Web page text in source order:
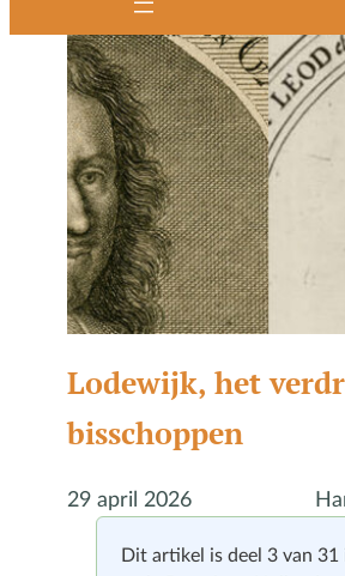
Lodewijk, het
bisschoppen
29 april 2026
Dit artikel is deel 3 van 31